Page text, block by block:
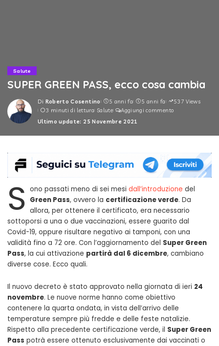
Salute
SUPER GREEN PASS, ecco cosa cambia
Posted
by
Di Roberto Cosentino 5 anni fa 5 anni fa
537 Views
3 minuti di lettura Salute
Aggiungi commento
Ultimo update: 25 Novembre 2021
S ono passati meno di sei mesi dall’introduzione del
Green Pass, ovvero la certificazione verde. Da
allora, per ottenere il certificato, era necessario
sottoporsi a una o due vaccinazioni, essere guarito dal
Covid-19, oppure risultare negativo ai tamponi, con una
validità fino a 72 ore. Con l’aggiornamento del Super Green
Pass, la cui attivazione partirà dal 6 dicembre, cambiano
diverse cose. Ecco quali.
Il nuovo decreto è stato approvato nella giornata di ieri 24
novembre. Le nuove norme hanno come obiettivo
contenere la quarta ondata, in vista dell’arrivo delle
temperature sempre più fredde e delle feste natalizie.
Rispetto alla precedente certificazione verde, il Super Green
Pass potrà essere ottenuto esclusivamente dai vaccinati o